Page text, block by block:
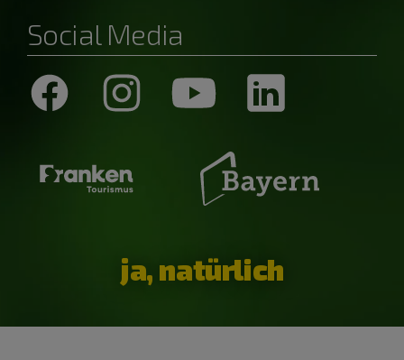
Social Media
ja, natürlich